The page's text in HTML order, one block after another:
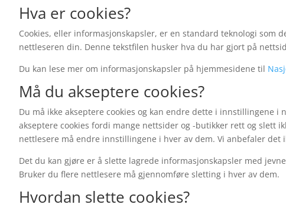
Hva er cookies?
Cookies, eller informasjonskapsler, er en standard teknologi
nettleseren din. Denne tekstfilen husker hva du har gjort på
Du kan lese mer om informasjonskapsler på hjemmesidene til
Må du akseptere cookies?
Du må ikke akseptere cookies og kan endre dette i innstillingene
akseptere cookies fordi mange nettsider og -butikker rett og slett
nettlesere må endre innstillingene i hver av dem. Vi anbefaler
Det du kan gjøre er å slette lagrede informasjonskapsler med
Bruker du flere nettlesere må gjennomføre sletting i hver av dem.
Hvordan slette cookies?